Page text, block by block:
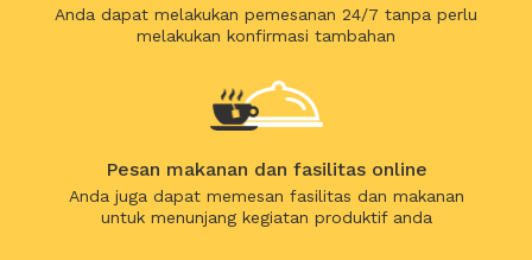
Anda dapat melakukan pemesanan 24/7 tanpa perlu
melakukan konfirmasi tambahan
Pesan makanan dan fasilitas online
Anda juga dapat memesan fasilitas dan makanan
untuk menunjang kegiatan produktif anda